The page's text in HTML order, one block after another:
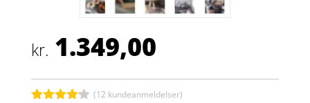
kr. 1.349,00
(12 kundeanmeldelser)